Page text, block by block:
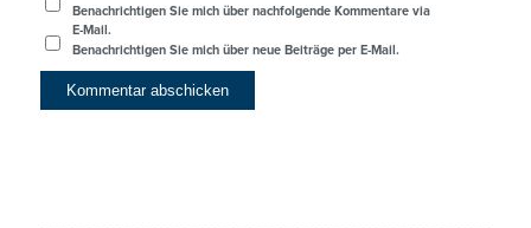
Benachrichtigen Sie mich über nachfolgende Kommentare via
E-Mail.
Benachrichtigen Sie mich über neue Beiträge per E-Mail.